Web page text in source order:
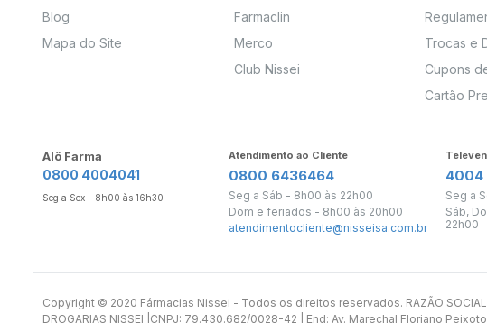
Blog
Mapa do Site
Farmaclin
Merco
Club Nissei
Trocas e
Cupons
Cartão
Alô Farma
0800 4004041
Seg a Sex - 8h00 às 16h30
Atendimento ao Cliente
0800 6436464
Seg a Sáb - 8h00 às 22h00
Dom e feriados - 8h00 às 20h00
atendimentocliente@nisseisa.com.br
4004
Seg a
Sáb,
22h00
Copyright ©️ 2020 Fármacias Nissei - Todos os direitos reservados. RAZÃO SOCIAL
DROGARIAS NISSEI |CNPJ: 79.430.682/0028-42 | End: Av. Marechal Floriano